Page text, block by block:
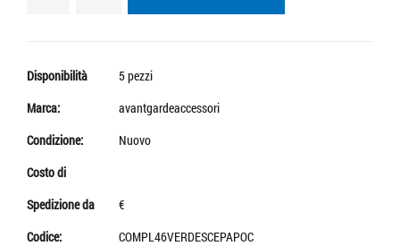
Disponibilità
5 pezzi
Marca:
avantgardeaccessori
Condizione:
Nuovo
Costo di
Spedizione da
€
Codice:
COMPL46VERDESCEPAPOC